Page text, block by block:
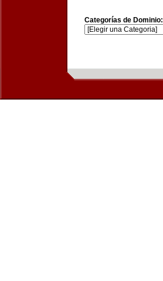
Categorías de Dominio: